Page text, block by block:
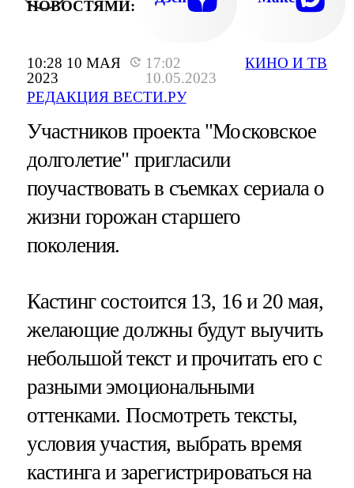
10:28 10 МАЯ
2023
17:02
10.05.2023
РЕДАКЦИЯ ВЕСТИ.РУ
КИНО И ТВ
НОВОСТЯМИ:
Участников проекта "Московское
долголетие" пригласили
поучаствовать в съемках сериала о
жизни горожан старшего
поколения.
Кастинг состоится 13, 16 и 20 мая,
желающие должны будут выучить
небольшой текст и прочитать его с
разными эмоциональными
оттенками. Посмотреть тексты,
условия участия, выбрать время
кастинга и зарегистрироваться на